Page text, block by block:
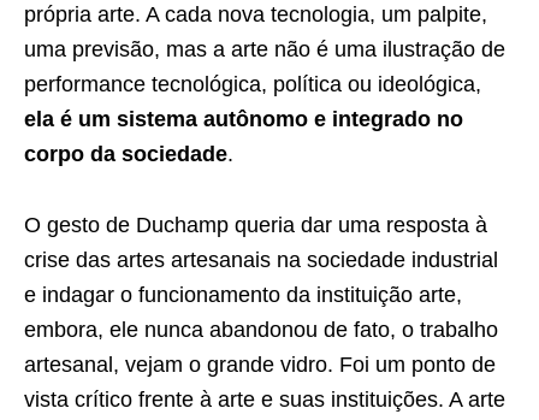
própria arte. A cada nova tecnologia, um palpite,
uma previsão, mas a arte não é uma ilustração de
performance tecnológica, política ou ideológica,
ela é um sistema autônomo e integrado no
corpo da sociedade.
O gesto de Duchamp queria dar uma resposta à
crise das artes artesanais na sociedade industrial
e indagar o funcionamento da instituição arte,
embora, ele nunca abandonou de fato, o trabalho
artesanal, vejam o grande vidro. Foi um ponto de
vista crítico frente à arte e suas instituições. A arte